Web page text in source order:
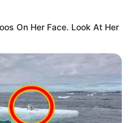
On Her Face. Look At Her